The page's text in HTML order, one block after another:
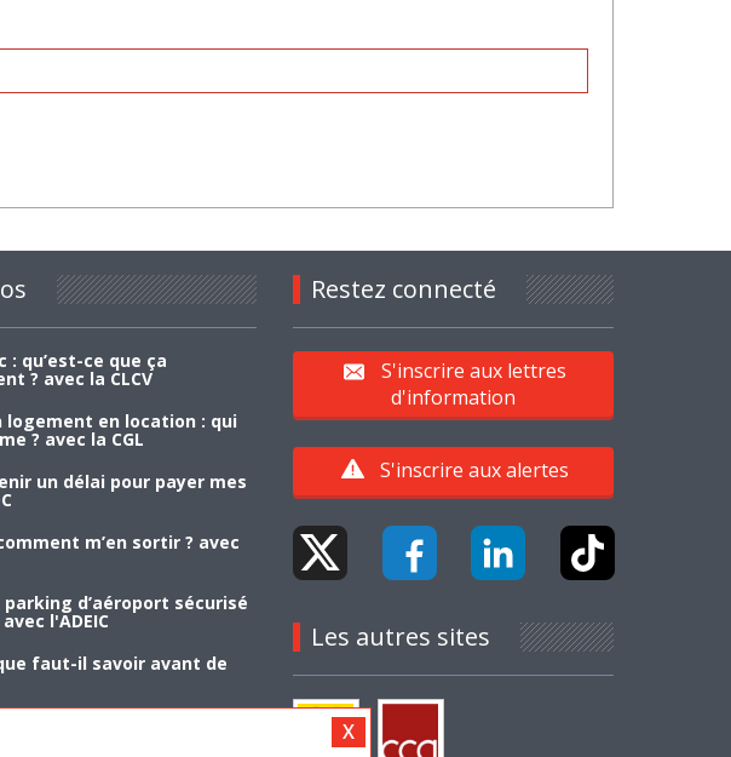
: qu’est-ce que ça
? avec la CLCV
logement en location : qui
? avec la CGL
un délai pour payer mes
m’en sortir ? avec
d’aéroport sécurisé
l'ADEIC
faut-il savoir avant de
Restez connecté
S'inscrire aux lettres
d'information
S'inscrire aux alertes
Les autres sites